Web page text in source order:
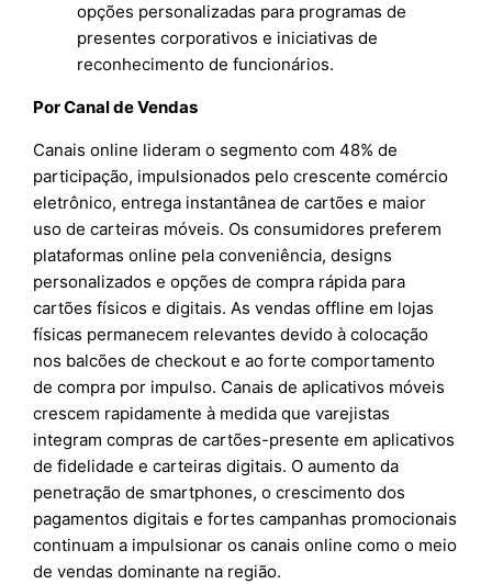
opções personalizadas para programas de
presentes corporativos e iniciativas de
reconhecimento de funcionários.
Por Canal de Vendas
Canais online lideram o segmento com 48% de
participação, impulsionados pelo crescente comércio
eletrônico, entrega instantânea de cartões e maior
uso de carteiras móveis. Os consumidores preferem
plataformas online pela conveniência, designs
personalizados e opções de compra rápida para
cartões físicos e digitais. As vendas offline em lojas
físicas permanecem relevantes devido à colocação
nos balcões de checkout e ao forte comportamento
de compra por impulso. Canais de aplicativos móveis
crescem rapidamente à medida que varejistas
integram compras de cartões-presente em aplicativos
de fidelidade e carteiras digitais. O aumento da
penetração de smartphones, o crescimento dos
pagamentos digitais e fortes campanhas promocionais
continuam a impulsionar os canais online como o meio
de vendas dominante na região.